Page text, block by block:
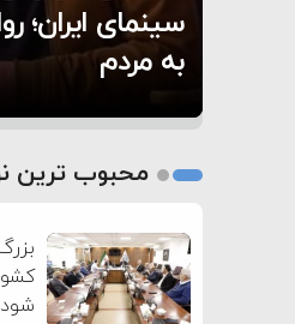
سینمای ایران؛
به مردم
۵ شهر
هم زنده هستند
هر گریه‌ای
چطور زبان
2
محبوب ترین
شود